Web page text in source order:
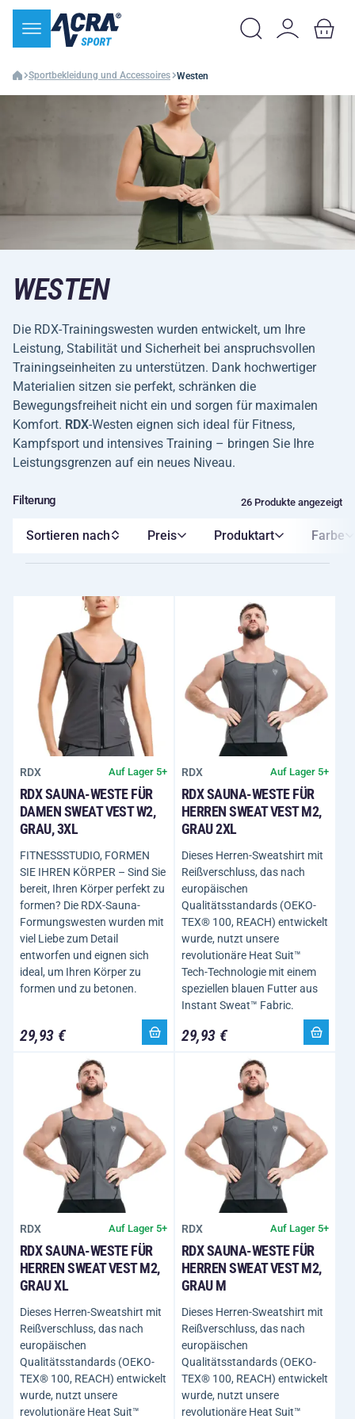
Sportbekleidung und Accessoires Westen
WESTEN
Die RDX-Trainingswesten wurden entwickelt, um Ihre
Leistung, Stabilität und Sicherheit bei anspruchsvollen
Trainingseinheiten zu unterstützen. Dank hochwertiger
Materialien sitzen sie perfekt, schränken die
Bewegungsfreiheit nicht ein und sorgen für maximalen
Komfort. RDX-Westen eignen sich ideal für Fitness,
Kampfsport und intensives Training – bringen Sie Ihre
Leistungsgrenzen auf ein neues Niveau.
Filterung 26 Produkte angezeigt
Preis Produktart Farbe
Sortieren nach
RDX Auf Lager 5+
RDX SAUNA-WESTE FÜR
DAMEN SWEAT VEST W2,
GRAU, 3XL
FITNESSSTUDIO, FORMEN
SIE IHREN KÖRPER – Sind Sie
bereit, Ihren Körper perfekt zu
formen? Die RDX-Sauna-
Formungswesten wurden mit
viel Liebe zum Detail
entworfen und eignen sich
ideal, um Ihren Körper zu
formen und zu betonen.
29,93 €
RDX Auf Lager 5+
RDX SAUNA-WESTE FÜR
HERREN SWEAT VEST M2,
GRAU 2XL
Dieses Herren-Sweatshirt mit
Reißverschluss, das nach
europäischen
Qualitätsstandards (OEKO-
TEX® 100, REACH) entwickelt
wurde, nutzt unsere
revolutionäre Heat Suit™
Tech-Technologie mit einem
speziellen blauen Futter aus
Instant Sweat™ Fabric.
29,93 €
RDX Auf Lager 5+
RDX SAUNA-WESTE FÜR
HERREN SWEAT VEST M2,
GRAU XL
Dieses Herren-Sweatshirt mit
Reißverschluss, das nach
europäischen
Qualitätsstandards (OEKO-
TEX® 100, REACH) entwickelt
wurde, nutzt unsere
revolutionäre Heat Suit™
RDX Auf Lager 5+
RDX SAUNA-WESTE FÜR
HERREN SWEAT VEST M2,
GRAU M
Dieses Herren-Sweatshirt mit
Reißverschluss, das nach
europäischen
Qualitätsstandards (OEKO-
TEX® 100, REACH) entwickelt
wurde, nutzt unsere
revolutionäre Heat Suit™